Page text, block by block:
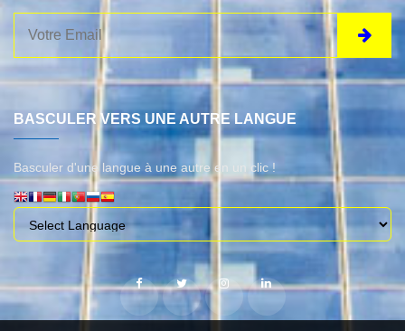
BASCULER VERS UNE AUTRE LANGUE
Basculer d'une langue à une autre en un clic !